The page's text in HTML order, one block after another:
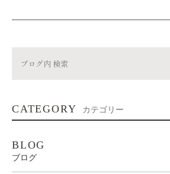
CATEGORY カテゴリー
BLOG
ブログ